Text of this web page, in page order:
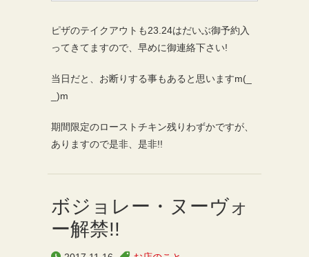
ピザのテイクアウトも23.24はだいぶ御予約入
ってきてますので、早めに御連絡下さい!
当日だと、お断りする事もあると思いますm(_
_)m
期間限定のローストチキン残りわずかですが、
ありますので是非、是非!!
ボジョレー・ヌーヴォ
ー解禁!!